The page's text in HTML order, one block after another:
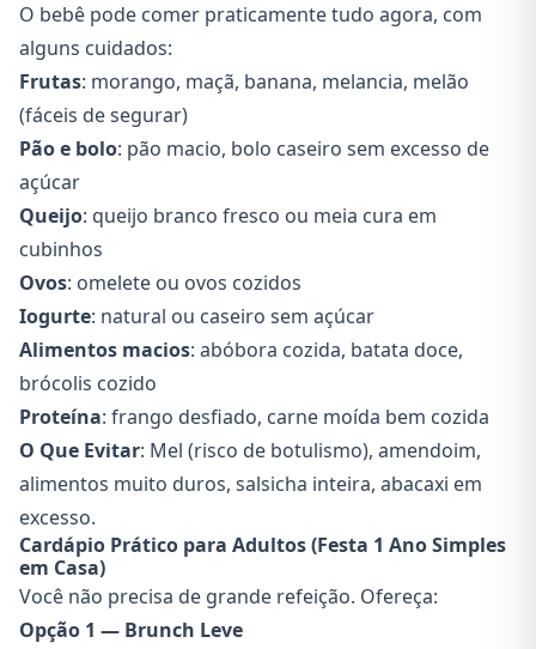
O bebê pode comer praticamente tudo agora, com
alguns cuidados:
Frutas: morango, maçã, banana, melancia, melão
(fáceis de segurar)
Pão e bolo: pão macio, bolo caseiro sem excesso de
açúcar
Queijo: queijo branco fresco ou meia cura em
cubinhos
Ovos: omelete ou ovos cozidos
Iogurte: natural ou caseiro sem açúcar
Alimentos macios: abóbora cozida, batata doce,
brócolis cozido
Proteína: frango desfiado, carne moída bem cozida
O Que Evitar: Mel (risco de botulismo), amendoim,
alimentos muito duros, salsicha inteira, abacaxi em
excesso.
Cardápio Prático para Adultos (Festa 1 Ano Simples
em Casa)
Você não precisa de grande refeição. Ofereça:
Opção 1 — Brunch Leve